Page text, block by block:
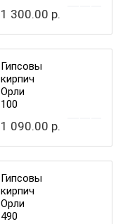
1 300.00 р.
Гипсовый
кирпич
Орли
100
1 090.00 р.
Гипсовый
кирпич
Орли
490